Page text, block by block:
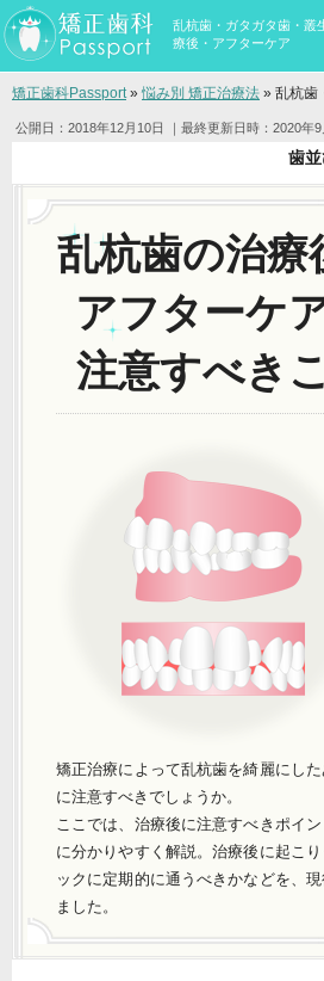
乱杭歯・ガタガタ歯・叢
療後・アフターケア
矯正歯科Passport»悩み別 矯正治療法 » 乱杭歯
公開日：2018年12月10日 ｜最終更新日時：2020年9
歯
乱杭歯の治療
アフターケ
注意すべき
矯正治療によって乱杭歯を綺麗にし
に注意すべきでしょうか。
ここでは、治療後に注意すべきポイ
に分かりやすく解説。治療後に起こ
ックに定期的に通うべきかなどを、
ました。